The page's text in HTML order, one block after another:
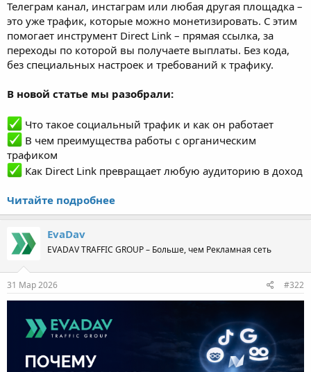
Телеграм канал, инстаграм или любая другая площадка –
это уже трафик, которые можно монетизировать. С этим
помогает инструмент Direct Link – прямая ссылка, за
переходы по которой вы получаете выплаты. Без кода,
без специальных настроек и требований к трафику.
В новой статье мы разобрали:
Что такое социальный трафик и как он работает
В чем преимущества работы с органическим
трафиком
Как Direct Link превращает любую аудиторию в доход
Читайте подробнее
EvaDav
EVADAV TRAFFIC GROUP – Больше, чем Рекламная сеть
31 Мар 2026 #322